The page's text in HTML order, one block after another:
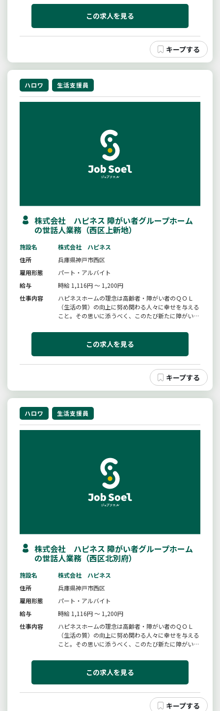
容・食事の提供・調理・各部屋の掃除・事務処理（支
援記録）・服薬確認・日中の出来事のお話相手【変更
この求人を見る
ハロワ 生活支援員
株式会社 ハピネス 障がい者グループホーム
の世話人業務（西区上新地）
施設名
株式会社 ハピネス
住所
兵庫県神戸市西区
雇用形態
パート・アルバイト
給与
時給 1,116円 ～ 1,200円
仕事内容
ハピネスホームの理念は高齢者・障がい者のＱＯＬ
（生活の質）の向上に努め関わる人々に幸せを与える
こと。その思いに添うべく、このたび新たに障がい者
容・食事の提供・調理・各部屋の掃除・事務処理（支
援記録）・服薬確認・日中の出来事のお話相手【変更
この求人を見る
ハロワ 生活支援員
株式会社 ハピネス 障がい者グループホーム
の世話人業務（西区北別府）
施設名
株式会社 ハピネス
住所
兵庫県神戸市西区
雇用形態
パート・アルバイト
給与
時給 1,116円 ～ 1,200円
仕事内容
ハピネスホームの理念は高齢者・障がい者のＱＯＬ
（生活の質）の向上に努め関わる人々に幸せを与える
こと。その思いに添うべく、このたび新たに障がい者
容・食事の提供・調理・各部屋の掃除・事務処理（支
援記録）・服薬確認・日中の出来事のお話相手【変更
この求人を見る